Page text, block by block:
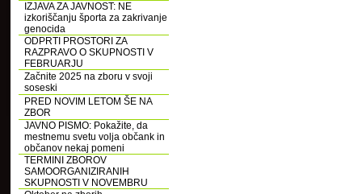
IZJAVA ZA JAVNOST: NE
izkoriščanju športa za zakrivanje
genocida
ODPRTI PROSTORI ZA
RAZPRAVO O SKUPNOSTI V
FEBRUARJU
Začnite 2025 na zboru v svoji
soseski
PRED NOVIM LETOM ŠE NA
ZBOR
JAVNO PISMO: Pokažite, da
mestnemu svetu volja občank in
občanov nekaj pomeni
TERMINI ZBOROV
SAMOORGANIZIRANIH
SKUPNOSTI V NOVEMBRU